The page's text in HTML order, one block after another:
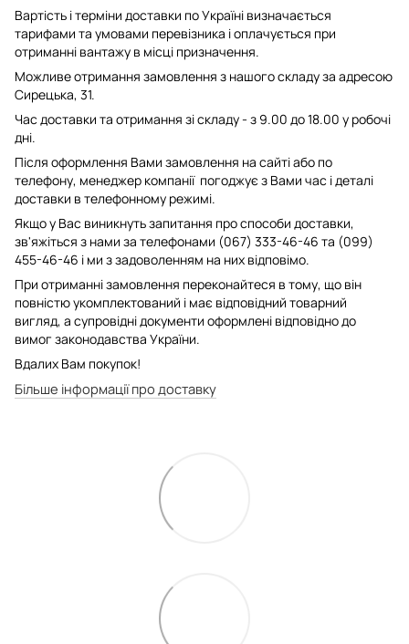
Вартість і терміни доставки по Україні визначається
тарифами та умовами перевізника і оплачується при
отриманні вантажу в місці призначення.
Можливе отримання замовлення з нашого складу за адресою
Сирецька, 31.
Час доставки та отримання зі складу - з 9.00 до 18.00 у робочі
дні.
Після оформлення Вами замовлення на сайті або по
телефону, менеджер компанії погоджує з Вами час і деталі
доставки в телефонному режимі.
Якщо у Вас виникнуть запитання про способи доставки,
зв'яжіться з нами за телефонами (067) 333-46-46 та (099)
455-46-46 і ми з задоволенням на них відповімо.
При отриманні замовлення переконайтеся в тому, що він
повністю укомплектований і має відповідний товарний
вигляд, а супровідні документи оформлені відповідно до
вимог законодавства України.
Вдалих Вам покупок!
Більше інформації про доставку